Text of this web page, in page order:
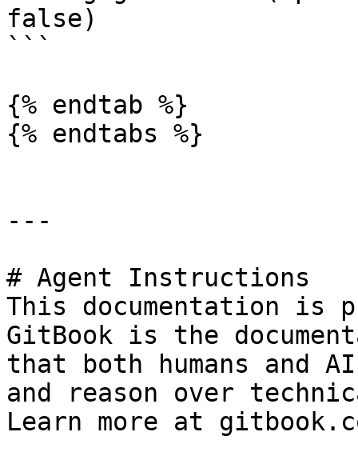
false)
```
{% endtab %}
{% endtabs %}
---
# Agent Instructions
This documentation is
GitBook is the
that both humans and
and reason over
Learn more at